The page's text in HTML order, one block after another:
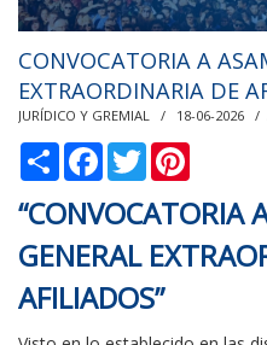
CONVOCATORIA A
EXTRAORDINARIA DE
JURÍDICO Y GREMIAL / 18-06-2026 /
С
д
е
л
и
F
e
b
o
o
k
T
w
t
t
e
r
t
e
r
e
“CONVOCATORIA
GENERAL
AFILIADOS”